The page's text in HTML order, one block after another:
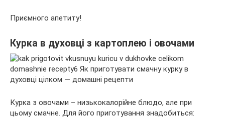
Приємного апетиту!
Курка в духовці з картоплею і овочами
Курка з овочами – низькокалорійне блюдо, але при
цьому смачне. Для його приготування знадобиться: